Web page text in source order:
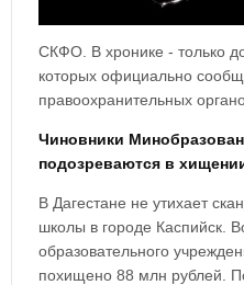
СКФО. В хронике - только
которых официально
правоохранительных
Чиновники
подозреваются в
В Дагестане не утихает
школы в городе Каспийск.
образовательного
похищено 88 млн рублей.